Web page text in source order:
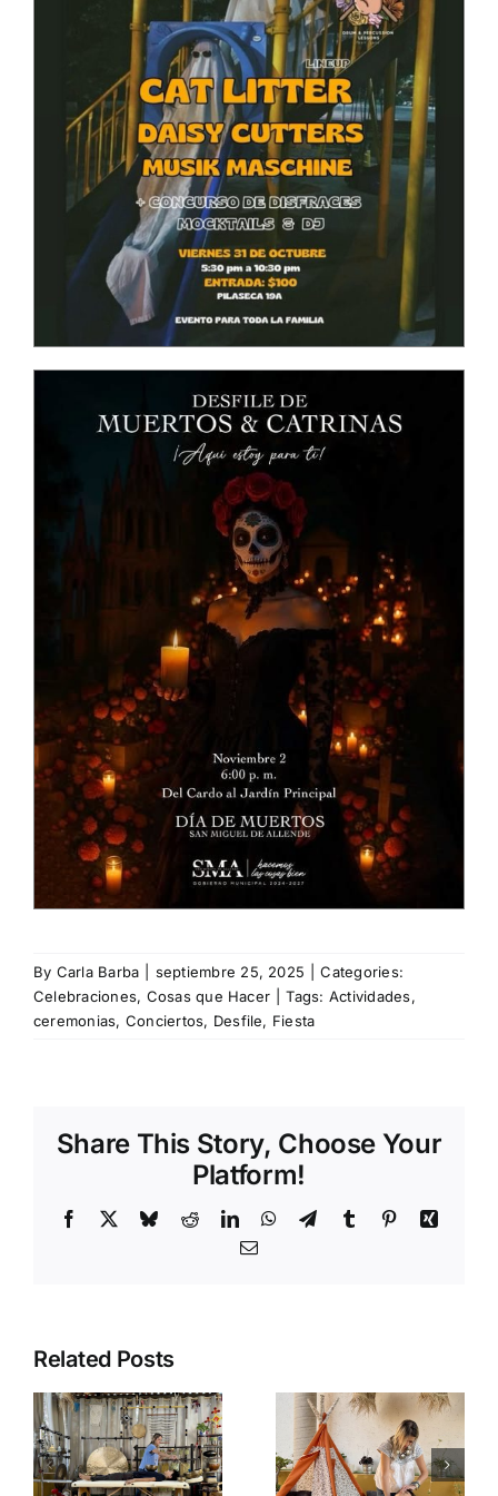
By Carla Barba septiembre 25, 2025
Categories:
Celebraciones, Cosas que Hacer Tags: Actividades,
ceremonias, Conciertos, Desfile, Fiesta
Share This Story, Choose Your
Platform!
Facebook BlueskyRedditLinkedInWhatsApp
TelegramTumblr PinterestXing
Email
Related Posts
Barras de
Access: Un
“Reset”
Mental en
Maquillaje
Profesional
y Artístico